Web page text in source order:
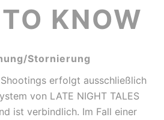
KNOW
Stornierung
erfolgt ausschließlich
von LATE NIGHT TALES
ist verbindlich. Im Fall einer